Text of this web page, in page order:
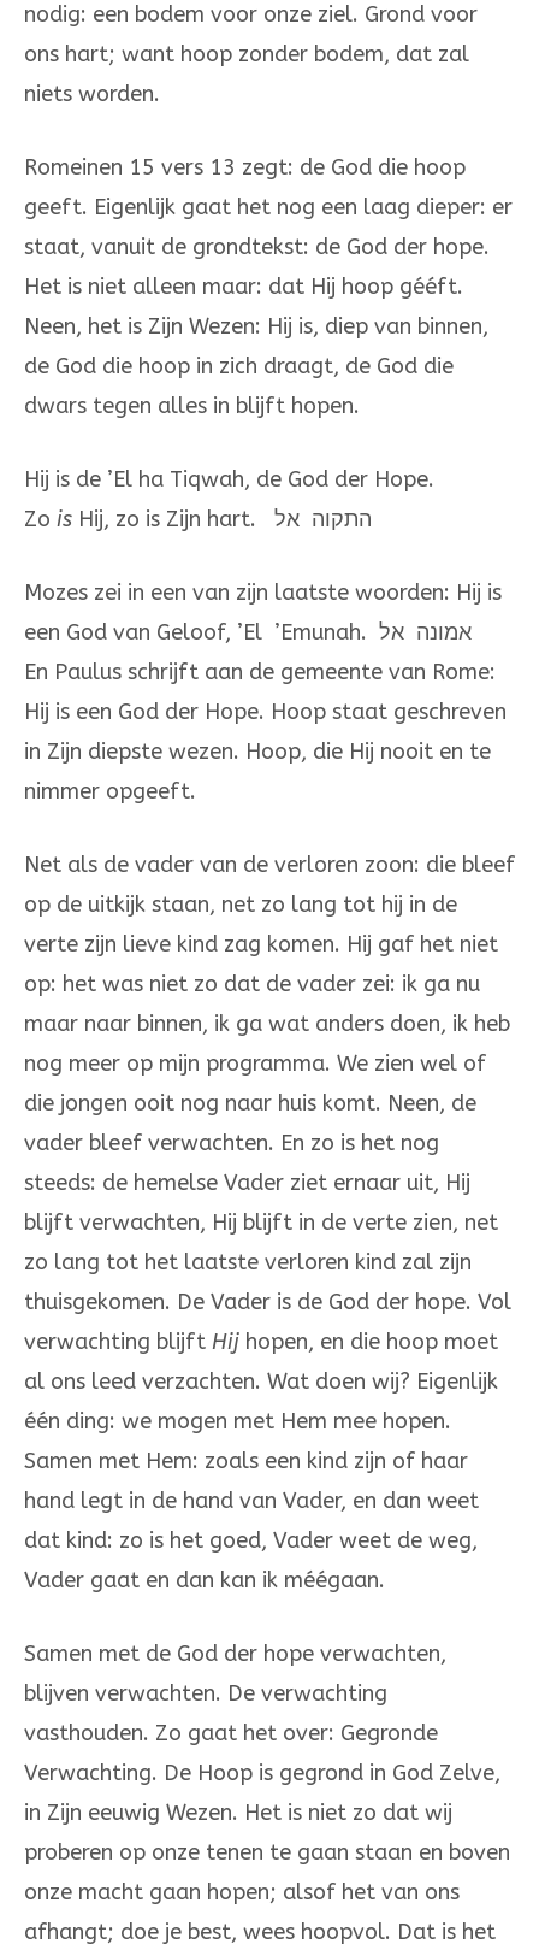
nodig: een bodem voor onze ziel. Grond voor
ons hart; want hoop zonder bodem, dat zal
niets worden.
Romeinen 15 vers 13 zegt: de God die hoop
geeft. Eigenlijk gaat het nog een laag dieper: er
staat, vanuit de grondtekst: de God der hope.
Het is niet alleen maar: dat Hij hoop gééft.
Neen, het is Zijn Wezen: Hij is, diep van binnen,
de God die hoop in zich draagt, de God die
dwars tegen alles in blijft hopen.
Hij is de ’El ha Tiqwah, de God der Hope.
Zo is Hij, zo is Zijn hart. התקוה אל
Mozes zei in een van zijn laatste woorden: Hij is
een God van Geloof, ’El ’Emunah. אמונה אל
En Paulus schrijft aan de gemeente van Rome:
Hij is een God der Hope. Hoop staat geschreven
in Zijn diepste wezen. Hoop, die Hij nooit en te
nimmer opgeeft.
Net als de vader van de verloren zoon: die bleef
op de uitkijk staan, net zo lang tot hij in de
verte zijn lieve kind zag komen. Hij gaf het niet
op: het was niet zo dat de vader zei: ik ga nu
maar naar binnen, ik ga wat anders doen, ik heb
nog meer op mijn programma. We zien wel of
die jongen ooit nog naar huis komt. Neen, de
vader bleef verwachten. En zo is het nog
steeds: de hemelse Vader ziet ernaar uit, Hij
blijft verwachten, Hij blijft in de verte zien, net
zo lang tot het laatste verloren kind zal zijn
thuisgekomen. De Vader is de God der hope. Vol
verwachting blijft Hij hopen, en die hoop moet
al ons leed verzachten. Wat doen wij? Eigenlijk
één ding: we mogen met Hem mee hopen.
Samen met Hem: zoals een kind zijn of haar
hand legt in de hand van Vader, en dan weet
dat kind: zo is het goed, Vader weet de weg,
Vader gaat en dan kan ik méégaan.
Samen met de God der hope verwachten,
blijven verwachten. De verwachting
vasthouden. Zo gaat het over: Gegronde
Verwachting. De Hoop is gegrond in God Zelve,
in Zijn eeuwig Wezen. Het is niet zo dat wij
proberen op onze tenen te gaan staan en boven
onze macht gaan hopen; alsof het van ons
afhangt; doe je best, wees hoopvol. Dat is het